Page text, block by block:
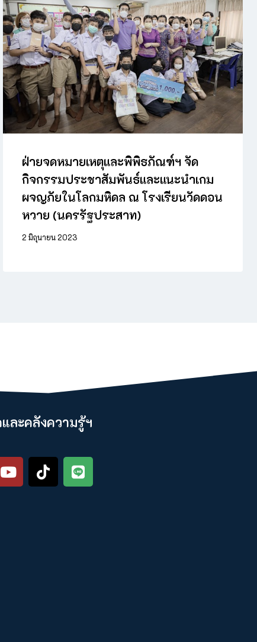
ฝ่ายจดหมายเหตุและพิพิธภัณฑ์ฯ จัด
กิจกรรมประชาสัมพันธ์และแนะนำเกม
ผจญภัยในโลกมหิดล ณ โรงเรียนวัดดอน
หวาย (นครรัฐประสาท)
2 มิถุนายน 2023
ละคลังความรู้ฯ​